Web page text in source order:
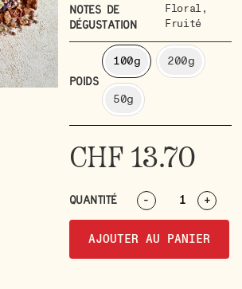
Notes de
dégustation
Floral,
Fruité
POIDS
100g 200g
50g
CHF 13.70
QUANTITÉ - +
AJOUTER AU PANIER